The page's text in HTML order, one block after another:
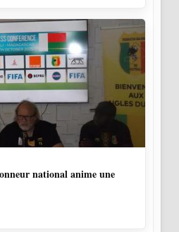
national anime une